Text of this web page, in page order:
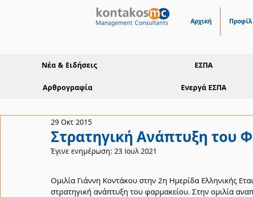
Αρχική Προφίλ
Νέα & Ειδήσεις ΕΣΠΑ
Αρθρογραφία Ενεργά ΕΣΠΑ
Στρατηγική Ανάπτυξη του
29 Οκτ 2015
Έγινε ενημέρωση: 23 Ιουλ 2021
Ομιλία Γιάννη Κοντάκου στην 2η Ημερίδα Ελληνικής
στρατηγική ανάπτυξη του φαρμακείου. Στην ομιλία